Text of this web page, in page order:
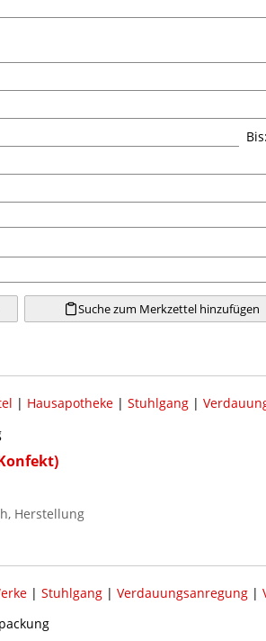
Bis:
Suche zum Merkzettel hinzufügen
| Hausapotheke| Stuhlgang|
Herstellung
| Stuhlgang| Verdauungsanregung|